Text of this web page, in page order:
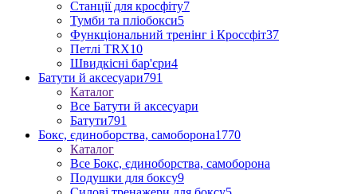
Станції для кросфіту7
Тумби та пліобокси5
Функціональний тренінг і Кроссфіт37
Петлі TRX10
Швидкісні бар'єри4
Батути й аксесуари791
Каталог
Все Батути й аксесуари
Батути791
Бокс, єдиноборства, самоборона1770
Каталог
Все Бокс, єдиноборства, самоборона
Подушки для боксу9